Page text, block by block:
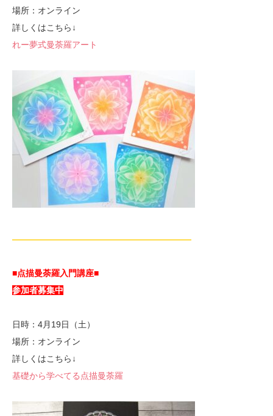
場所：オンライン
詳しくはこちら↓
れー夢式曼荼羅アート
—————————————————————
■点描曼荼羅入門講座■
参加者募集中
日時：4月19日（土）
場所：オンライン
詳しくはこちら↓
基礎から学べてる点描曼荼羅